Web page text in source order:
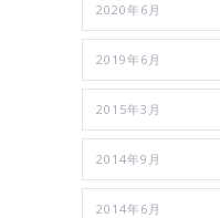
2020年6月
2019年6月
2015年3月
2014年9月
2014年6月